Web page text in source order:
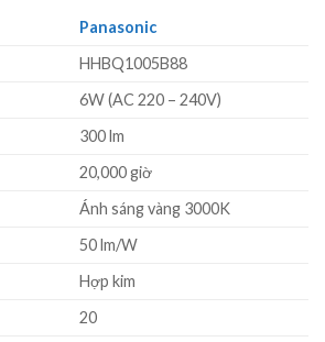
1.478.000 ₫.
tại
là:
916.360 ₫.
Panasonic
HHBQ1005B88
6W (AC 220 – 240V)
300 lm
20,000 giờ
Ánh sáng vàng 3000K
50 lm/W
Hợp kim
20